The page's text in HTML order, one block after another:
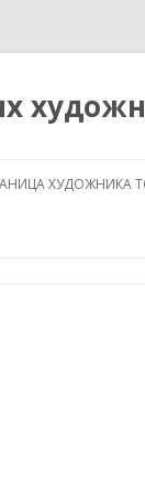
содержимому
ХУДОЖНИКА